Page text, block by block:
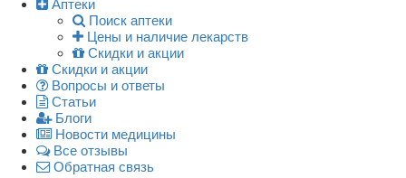
Аптеки
Поиск аптеки
Цены и наличие лекарств
Скидки и акции
Скидки и акции
Вопросы и ответы
Статьи
Блоги
Новости медицины
Все отзывы
Обратная связь